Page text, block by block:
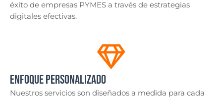
éxito de empresas PYMES a través de estrategias
digitales efectivas.
Enfoque Personalizado
Nuestros servicios son diseñados a medida para cada